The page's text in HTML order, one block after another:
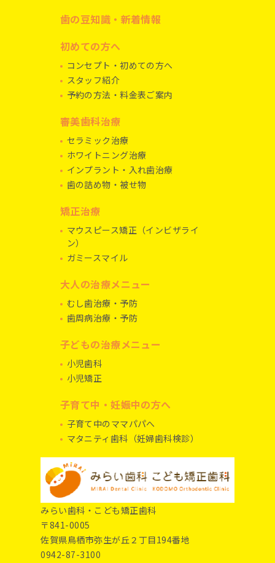
歯の豆知識・新着情報
初めての方へ
コンセプト・初めての方へ
スタッフ紹介
予約の方法・料金表ご案内
審美歯科治療
セラミック治療
ホワイトニング治療
インプラント・入れ歯治療
歯の詰め物・被せ物
矯正治療
マウスピース矯正（インビザライ
ン）
ガミースマイル
大人の治療メニュー
むし歯治療・予防
歯周病治療・予防
子どもの治療メニュー
小児歯科
小児矯正
子育て中・妊娠中の方へ
子育て中のママパパへ
マタニティ歯科（妊婦歯科検診）
みらい歯科・こども矯正歯科
〒841-0005
佐賀県鳥栖市弥生が丘２丁目194番地
0942-87-3100